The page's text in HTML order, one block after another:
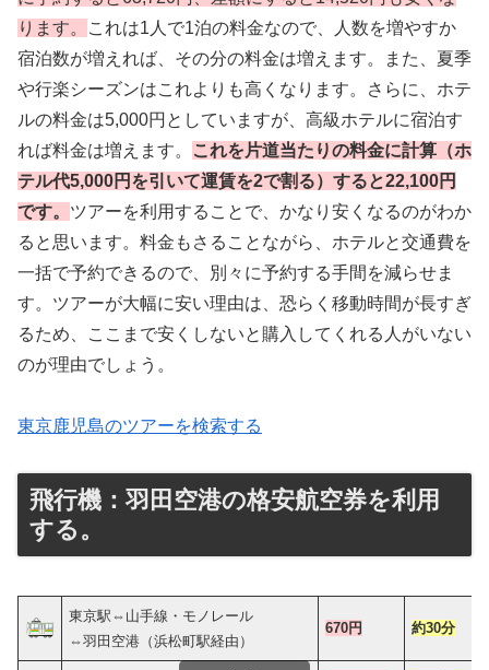
ります。
これは1人で1泊の料金なので、人数を増やすか
宿泊数が増えれば、その分の料金は増えます。また、夏季
や行楽シーズンはこれよりも高くなります。さらに、ホテ
ルの料金は5,000円としていますが、高級ホテルに宿泊す
れば料金は増えます。
これを片道当たりの料金に計算（ホ
テル代5,000円を引いて運賃を2で割る）すると22,100円
です。 ツアーを利用することで、かなり安くなるのがわか
ると思います。料金もさることながら、ホテルと交通費を
一括で予約できるので、別々に予約する手間を減らせま
す。ツアーが大幅に安い理由は、恐らく移動時間が長すぎ
るため、ここまで安くしないと購入してくれる人がいない
のが理由でしょう。
東京鹿児島のツアーを検索する
飛行機：羽田空港の格安航空券を利用
する。
東京駅⇔山手線・モノレール
⇔羽田空港（浜松町駅経由）
670円 約30分